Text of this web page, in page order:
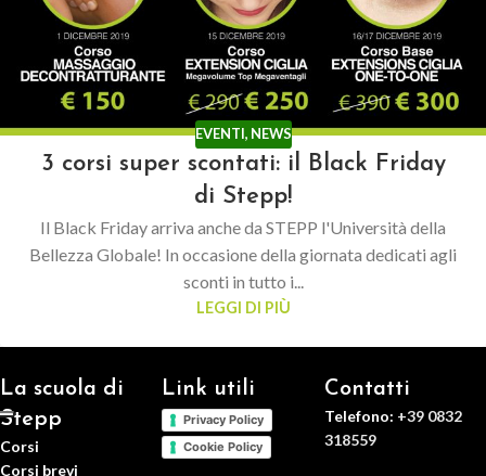
EVENTI, NEWS
3 corsi super scontati: il Black Friday
di Stepp!
Il Black Friday arriva anche da STEPP l'Università della
Bellezza Globale! In occasione della giornata dedicati agli
sconti in tutto i...
LEGGI DI PIÙ
La scuola di
Stepp
Corsi
Corsi brevi
Link utili
Privacy Policy
Cookie Policy
Contatti
Telefono: +39 0832
318559